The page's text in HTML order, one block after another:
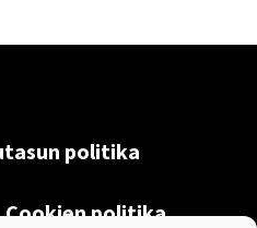
politika
Cookien politika